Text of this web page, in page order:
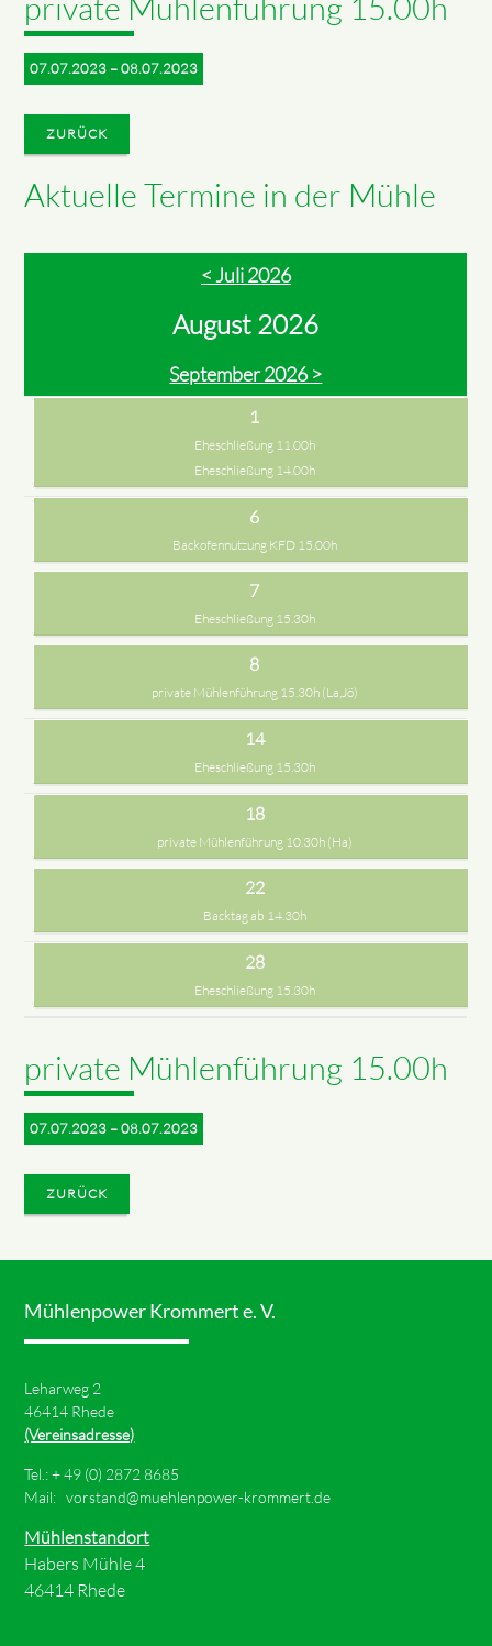
07.07.2023 – 08.07.2023
ZURÜCK
Aktuelle Termine in der Mühle
< Juli 2026
August 2026
September 2026 >
1
Eheschließung 11.00h
Eheschließung 14.00h
6
Backofennutzung KFD 15.00h
7
Eheschließung 15.30h
8
private Mühlenführung 15.30h (La,Jö)
14
Eheschließung 15.30h
18
private Mühlenführung 10.30h (Ha)
22
Backtag ab 14.30h
28
Eheschließung 15.30h
private Mühlenführung 15.00h
07.07.2023 – 08.07.2023
ZURÜCK
Mühlenpower Krommert e. V.
Leharweg 2
46414 Rhede
(Vereinsadresse)
Tel.: +49 (0) 2872 8685
Mail:vorstand@muehlenpower-krommert.de
Mühlenstandort
Habers Mühle 4
46414 Rhede